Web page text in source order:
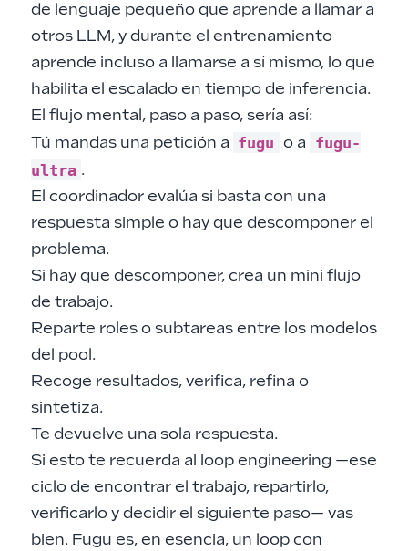
de lenguaje pequeño que aprende a llamar a
otros LLM, y durante el entrenamiento
aprende incluso a llamarse a sí mismo, lo que
habilita el escalado en tiempo de inferencia.
El flujo mental, paso a paso, sería así:
Tú mandas una petición a fugu o a fugu-
ultra .
El coordinador evalúa si basta con una
respuesta simple o hay que descomponer el
problema.
Si hay que descomponer, crea un mini flujo
de trabajo.
Reparte roles o subtareas entre los modelos
del pool.
Recoge resultados, verifica, refina o
sintetiza.
Te devuelve una sola respuesta.
Si esto te recuerda al loop engineering —ese
ciclo de encontrar el trabajo, repartirlo,
verificarlo y decidir el siguiente paso— vas
bien. Fugu es, en esencia, un loop con